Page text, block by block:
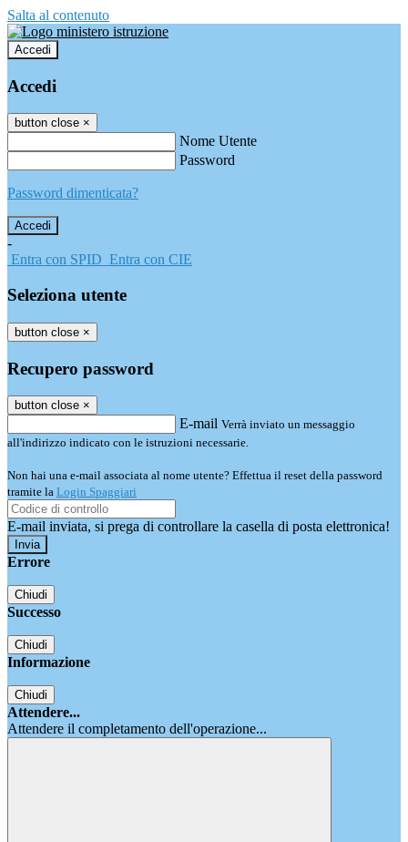
Salta al contenuto
Accedi
Accedi
button close ×
Nome Utente
Password
Password dimenticata?
-
Entra con SPID Entra con CIE
Seleziona utente
button close ×
Recupero password
button close ×
E-mail Verrà inviato un messaggio
all'indirizzo indicato con le istruzioni necessarie.
Non hai una e-mail associata al nome utente? Effettua il reset della password
tramite la Login Spaggiari
E-mail inviata, si prega di controllare la casella di posta elettronica!
Errore
Chiudi
Successo
Chiudi
Informazione
Chiudi
Attendere...
Attendere il completamento dell'operazione...